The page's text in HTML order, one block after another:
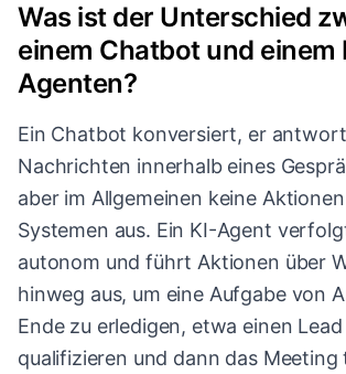
Was ist der Unterschied
einem Chatbot und einem
Agenten?
Ein Chatbot konversiert, er
Nachrichten innerhalb eines
aber im Allgemeinen keine
Systemen aus. Ein KI-Agent
autonom und führt Aktionen über
hinweg aus, um eine Aufgabe von
Ende zu erledigen, etwa einen Lead
qualifizieren und dann das Meeting